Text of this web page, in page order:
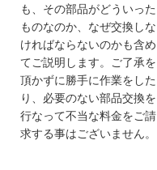
も、その部品がどういった
ものなのか、なぜ交換しな
ければならないのかも含め
てご説明します。ご了承を
頂かずに勝手に作業をした
り、必要のない部品交換を
行なって不当な料金をご請
求する事はございません。